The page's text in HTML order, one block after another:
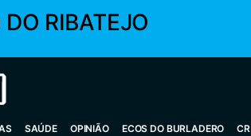
RIBATEJO
SAÚDE OPINIÃO ECOS DO BURLADERO